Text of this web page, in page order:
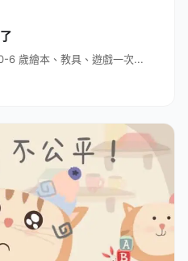
6 歲繪本、教具、遊戲一次...